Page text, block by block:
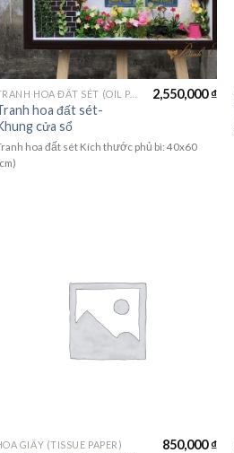
TRANH HOA ĐẤT SÉT (OIL PAINTING FLOWER)
hoa đất sét-
cửa sổ
2,550,000₫
hoa đất sét Kích thước phủ bì: 40x60
GIẤY (TISSUE PAPER) 850,000₫